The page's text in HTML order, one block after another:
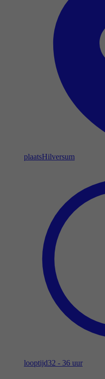
plaatsHilversum
looptijd32 - 36 uur